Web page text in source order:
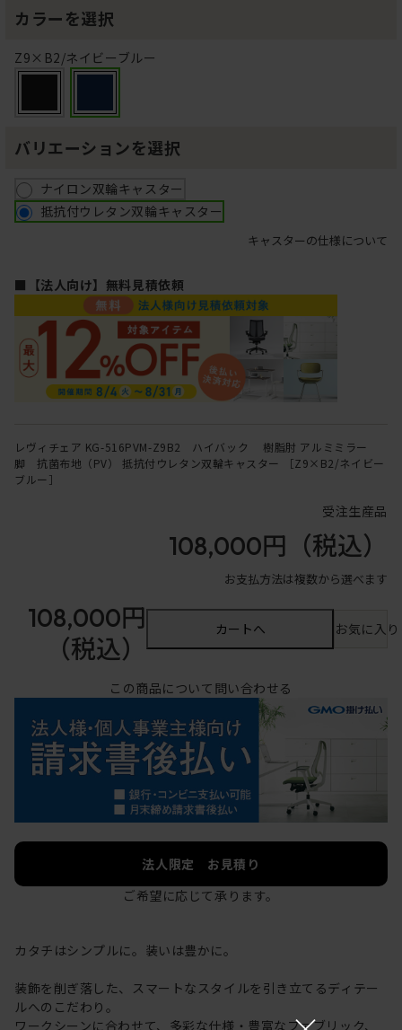
カラーを選択
Z9×B2/ネイビーブルー
バリエーションを選択
ナイロン双輪キャスター
抵抗付ウレタン双輪キャスター
キャスターの仕様について
■【法人向け】無料見積依頼
レヴィチェア KG-516PVM-Z9B2 ハイバック 樹脂肘 アルミミラー
脚 抗菌布地（PV） 抵抗付ウレタン双輪キャスター ［Z9×B2/ネイビー
ブルー］
受注生産品
108,000円 （税込）
お支払方法は複数から選べます
108,000円
（税込）
カートへ お気に入
この商品について問い合わせる
法人限定 お見積り
ご希望に応じて承ります。
カタチはシンプルに。装いは豊かに。
装飾を削ぎ落した、スマートなスタイルを引き立てるディテー
ルへのこだわり。
ワークシーンに合わせて、多彩な仕様・豊富なファブリック、